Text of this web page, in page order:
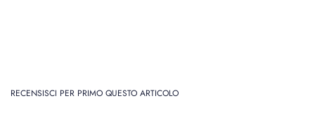
RECENSISCI PER PRIMO QUESTO ARTICOLO